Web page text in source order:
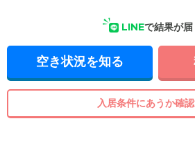
LINEで結果が届
空き状況を知る
入居条件にあうか確